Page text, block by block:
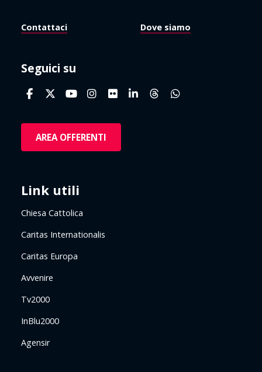
Contattaci Dove siamo
Seguici su
AREA OFFERENTI
Link utili
Chiesa Cattolica
Caritas Internationalis
Caritas Europa
Avvenire
Tv2000
InBlu2000
Agensir